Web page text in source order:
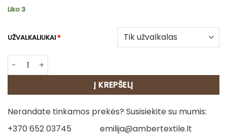
Liko 3
UŽVALKALIUKAI*
produkto kiekis: Dvipusė gobeleno pagalvėlė – Egzotinė
Į KREPŠELĮ
Nerandate tinkamos prekės? Susisiekite su mumis:
+370 652 03745
emilija@ambertextile.lt